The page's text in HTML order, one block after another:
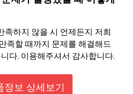
족하지 않을 시 언제든지 저희
족할 때까지 문제를 해결해드
다. 이용해주셔서 감사합니다.
정보 상세보기